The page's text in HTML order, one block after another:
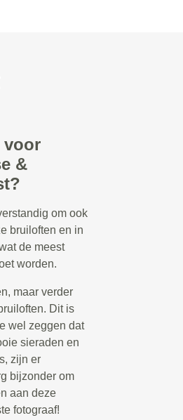
voor
&
om ook
bruiloften en in
de meest
worden.
maar verder
Dit is
wel zeggen dat
sieraden en
zijn er
bijzonder om
aan deze
fotograaf!